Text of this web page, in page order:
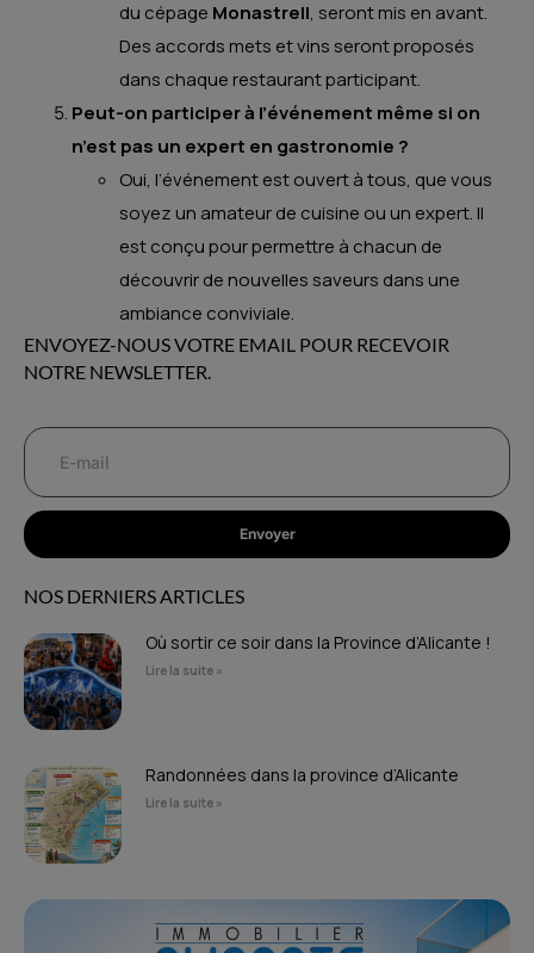
du cépage Monastrell, seront mis en avant.
Des accords mets et vins seront proposés
dans chaque restaurant participant.
Peut-on participer à l’événement même si on
n’est pas un expert en gastronomie ?
Oui, l’événement est ouvert à tous, que vous
soyez un amateur de cuisine ou un expert. Il
est conçu pour permettre à chacun de
découvrir de nouvelles saveurs dans une
ambiance conviviale.
ENVOYEZ-NOUS VOTRE EMAIL POUR RECEVOIR
NOTRE NEWSLETTER.
Envoyer
NOS DERNIERS ARTICLES
Où sortir ce soir dans la Province d’Alicante !
Lire la suite »
Randonnées dans la province d’Alicante
Lire la suite »